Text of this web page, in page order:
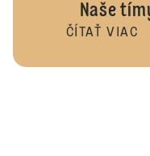
Naše
ČÍTAŤ VIAC